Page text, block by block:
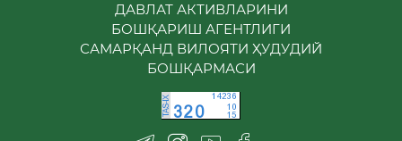
ДАВЛАТ АКТИВЛАРИНИ
БОШҚАРИШ АГЕНТЛИГИ
САМАРҚАНД ВИЛОЯТИ ҲУДУДИЙ
БОШҚАРМАСИ